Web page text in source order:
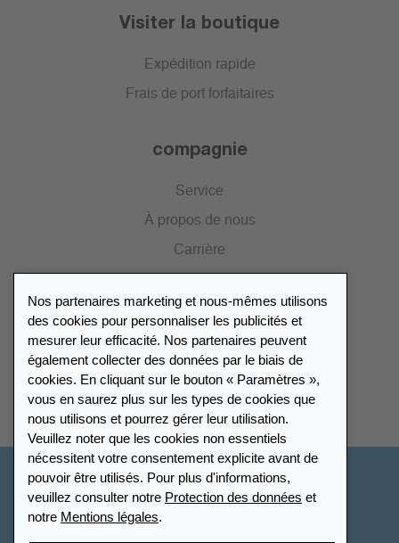
Visiter la boutique
Expédition rapide
Frais de port forfaitaires
compagnie
Service
À propos de nous
Carrière
Catalogue
Répertoire des revendeurs
Trouver Leuchtturm
Nos partenaires marketing et nous-mêmes utilisons
des cookies pour personnaliser les publicités et
mesurer leur efficacité. Nos partenaires peuvent
également collecter des données par le biais de
cookies. En cliquant sur le bouton « Paramètres »,
vous en saurez plus sur les types de cookies que
nous utilisons et pourrez gérer leur utilisation.
Veuillez noter que les cookies non essentiels
nécessitent votre consentement explicite avant de
pouvoir être utilisés. Pour plus d'informations,
veuillez consulter notre Protection des données et
notre Mentions légales.
Suisse - Français
Paramètres des cookies